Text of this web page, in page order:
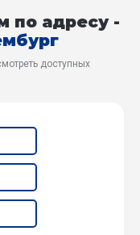
по адресу -
доступных